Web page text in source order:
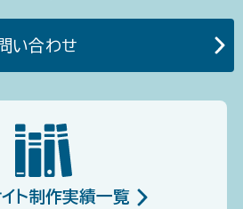
い合わせ
ト制作実績一覧